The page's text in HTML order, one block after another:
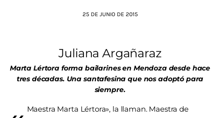
25 DE JUNIO DE 2015
Juliana Argañaraz
Marta Lértora forma bailarines en Mendoza desde hace
tres décadas. Una santafesina que nos adoptó para
siempre.
Maestra Marta Lértora», la llaman. Maestra de